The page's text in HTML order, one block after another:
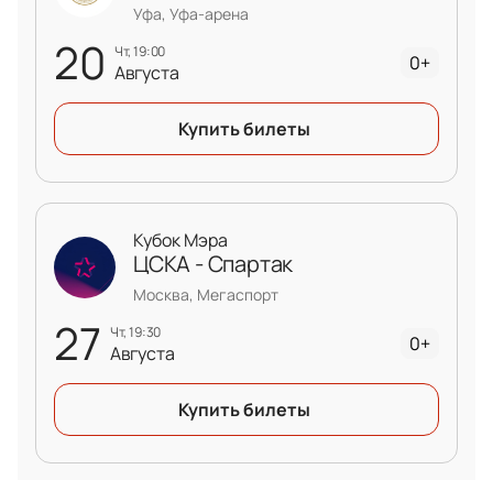
20 чт, 19:00
Августа
Уфа, Уфа-арена
0+
Купить билеты
27 чт, 19:30
Августа
Кубок Мэра
ЦСКА - Спартак
Москва, Мегаспорт
0+
Купить билеты